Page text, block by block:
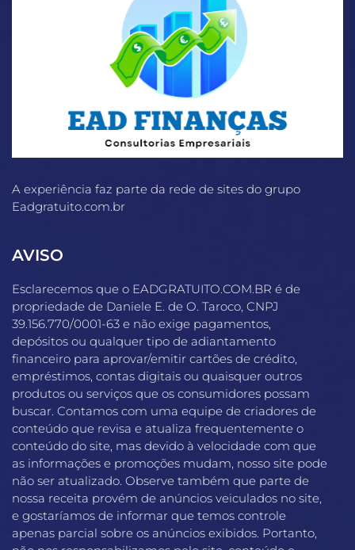
A experiência faz parte da rede de sites do grupo
Eadgratuito.com.br
AVISO
Esclarecemos que o EADGRATUITO.COM.BR é de
propriedade de Daniele E. de O. Taroco, CNPJ
39.156.770/0001-63 e não exige pagamentos,
depósitos ou qualquer tipo de adiantamento
financeiro para aprovar/emitir cartões de crédito,
empréstimos, contas digitais ou quaisquer outros
produtos ou serviços que os consumidores possam
buscar. Contamos com uma equipe de criadores de
conteúdo que revisa e atualiza frequentemente o
conteúdo do site, mas devido à velocidade com que
as informações e promoções mudam, nosso site pode
não ser atualizado. Observe também que parte de
nossa receita provém de anúncios veiculados no site,
e gostaríamos de informar que temos controle
apenas parcial sobre os anúncios exibidos. Portanto,